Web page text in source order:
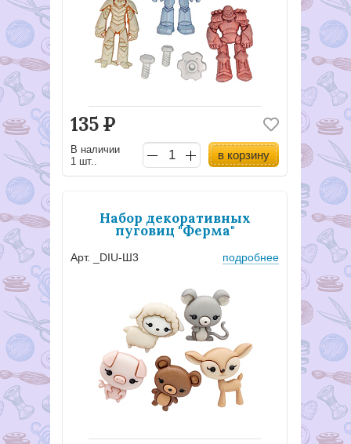
135Р
В наличии
1 шт..
в корзину
Набор декоративных
пуговиц "Ферма"
Арт. _DIU-Ш3 подробнее